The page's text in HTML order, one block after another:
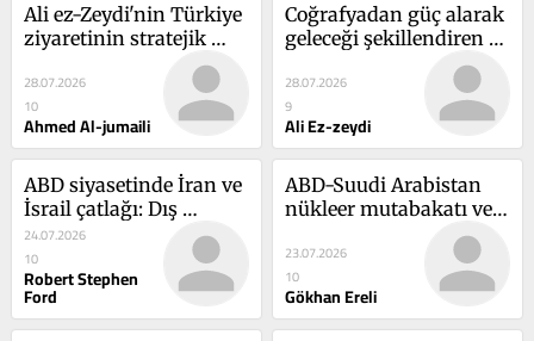
Ali ez-Zeydi'nin Türkiye
ziyaretinin stratejik
28.07.2026
10
Ahmed Al-jumaili
Coğrafyadan güç alarak
geleceği şekillendiren
iki ülke: Irak ve Türkiye
28.07.2026
9
Ali Ez-zeydi
ABD siyasetinde İran ve
İsrail çatlağı: Dış
politika seçimleri nasıl
etkileyecek?
24.07.2026
10
Robert Stephen
Ford
ABD-Suudi Arabistan
nükleer mutabakatı ve
bölgesel yansımaları
23.07.2026
10
Gökhan Ereli